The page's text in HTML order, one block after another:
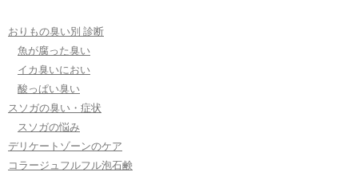
おりもの臭い別 診断
魚が腐った臭い
イカ臭いにおい
酸っぱい臭い
スソガの臭い・症状
スソガの悩み
デリケートゾーンのケア
コラージュフルフル泡石鹸